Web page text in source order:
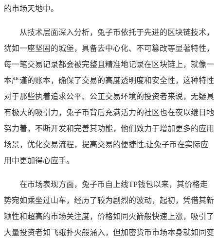
的市场天地中。
从技术层面深入分析，兔子币依托于先进的区块链技术，
犹如一座坚固的城堡，具备去中心化、不可篡改等显著特性，
每一笔交易记录都会被完整且精准地记录在区块链上，就像一
本严谨的账本，确保了交易的高度透明度和安全性，这种特性
对于那些执着追求公平、公正交易环境的投资者来说，无疑具
有极大的吸引力，兔子币背后充满活力的社区也在夜以继日地
努力着，不断开发和完善其功能，他们致力于增加更多的应用
场景，优化交易流程，提高交易的便捷性,让兔子币在实际应
用中更加得心应手。
在市场表现方面，兔子币自上线TP钱包以来，其价格走
势宛如乘坐过山车，经历了较为剧烈的波动，起初，凭借其新
颖性和超高的市场关注度，价格如同火箭般快速上涨，吸引了
大量投资者如飞蛾扑火般涌入，但加密货币市场本身就如同变